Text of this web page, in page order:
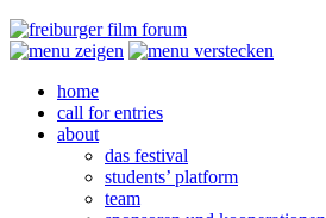
home
call for entries
about
das festival
students’ platform
team